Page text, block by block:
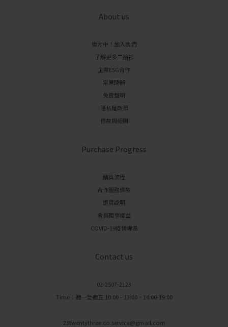
About us
徵才中！加入我們
了解更多二拾衫
企業ESG合作
常見問題
免責聲明
隱私權政策
條款與細則
Purchase Progress
購買流程
合作服務條款
退貨說明
會員獨享權益
COVID-19疫情專區
Contact us
02-2507-2123
Time：週一至週五 10:00 - 13:00、14:00-19:00
23twentythree.co.service@gmail.com